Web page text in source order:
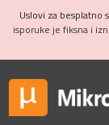
Uslovi za besplatno
isporuke je fiksna i